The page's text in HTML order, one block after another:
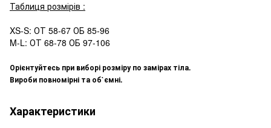
Таблиця розмірів :
XS-S: ОТ 58-67 ОБ 85-96
M-L: ОТ 68-78 ОБ 97-106
Орієнтуйтесь при виборі розміру по замірах тіла.
Вироби повномірні та об`ємні.
Характеристики